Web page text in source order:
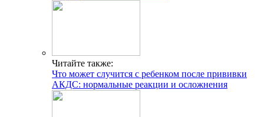
Читайте также:
Что может случится с ребенком после прививки
АКДС: нормальные реакции и осложнения